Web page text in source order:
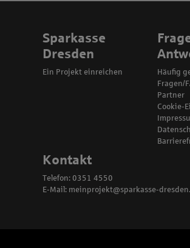
Sparkasse
Dresden
Ein Projekt einreichen
Häufig
Fragen/
Partner
Cookie-
Kontakt
Telefon: 0351 4550
E-Mail: meinprojekt@sparkasse-